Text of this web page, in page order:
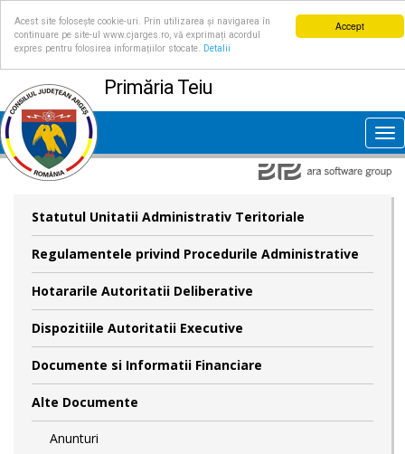
Accept
Acest site folosește cookie-uri. Prin utilizarea și navigarea în
continuare pe site-ul www.cjarges.ro, vă exprimați acordul
expres pentru folosirea informațiilor stocate.
Detalii
Primăria Teiu
Statutul Unitatii Administrativ Teritoriale
Regulamentele privind Procedurile Administrative
Hotararile Autoritatii Deliberative
Dispozitiile Autoritatii Executive
Documente si Informatii Financiare
Alte Documente
Anunturi